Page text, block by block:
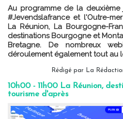
Au programme de la
#Jevendslafrance et l'Outre-
La Réunion, La Bourgogne-
destinations Bourgogne et
Bretagne. De nombreux
déroulement également tout au
Rédigé par La
10h00 - 11h00 La Réunion,
tourisme d'après